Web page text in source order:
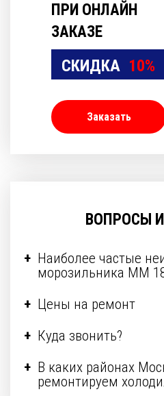
ПРИ ОНЛАЙН
ЗАКАЗЕ
СКИДКА 10%
Заказать
ВОПРОСЫ
Наиболее частые
морозильника ММ
Цены на ремонт
Куда звонить?
В каких районах
ремонтируем